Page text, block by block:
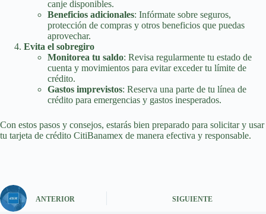
canje disponibles.
Beneficios adicionales: Infórmate sobre seguros,
protección de compras y otros beneficios que puedas
aprovechar.
Evita el sobregiro
Monitorea tu saldo: Revisa regularmente tu estado de
cuenta y movimientos para evitar exceder tu límite de
crédito.
Gastos imprevistos: Reserva una parte de tu línea de
crédito para emergencias y gastos inesperados.
Con estos pasos y consejos, estarás bien preparado para solicitar y usar
tu tarjeta de crédito CitiBanamex de manera efectiva y responsable.
ANTERIOR SIGUIENTE